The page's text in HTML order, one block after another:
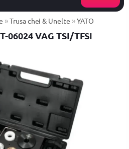
»Trusa chei & Unelte »YATO
VAG TSI/TFSI